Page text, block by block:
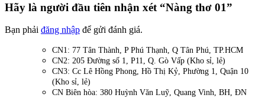
Hãy là người đầu tiên nhận xét “Nàng thơ 01”
Bạn phải đăng nhập để gửi đánh giá.
CN1: 77 Tân Thành, P Phú Thạnh, Q Tân Phú, TP.HCM
CN2: 205 Đường số 1, P11, Q. Gò Vấp (Kho sỉ, lẻ)
CN3: Cc Lê Hồng Phong, Hồ Thị Kỷ, Phường 1, Quận 10
(Kho sỉ, lẻ)
CN Biên hòa: 380 Huỳnh Văn Luỹ, Quang Vinh, BH, ĐN